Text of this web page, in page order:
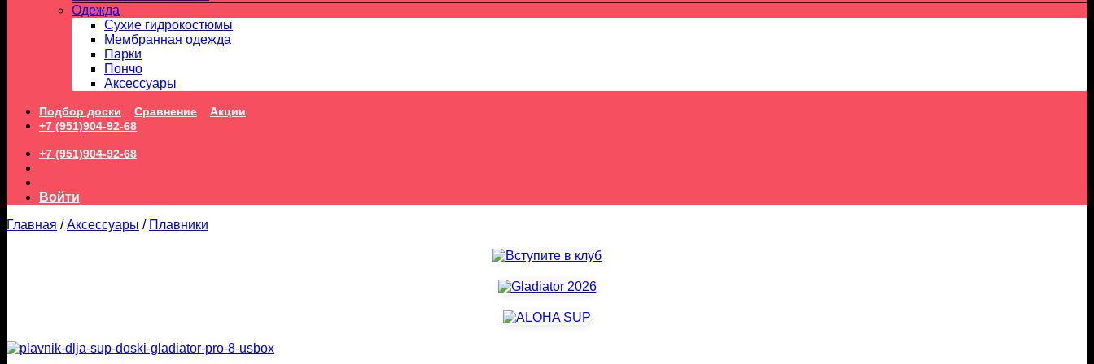
Одежда
Сухие гидрокостюмы
Мембранная одежда
Парки
Пончо
Аксессуары
Подбор доски Сравнение
Акции
+7 (951)904-92-68
+7 (951)904-92-68
Войти
Главная / Аксессуары / Плавники